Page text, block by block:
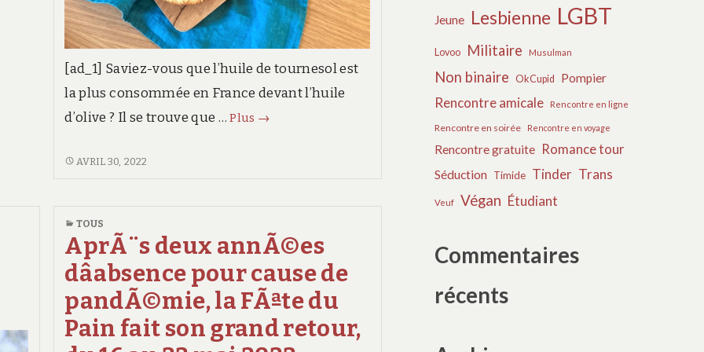
[ad_1] Saviez-vous que l’huile de tournesol est
la plus consommée en France devant l’huile
d’olive ? Il se trouve que …Plus Comment
vos
gâteaux
?
→
COMMENT
TOURNESOL
DANS
VOS
AVRIL 30, 2022
TOUS
AprÃ¨s deux annÃ©es
dâabsence pour cause de
pandÃ©mie, la FÃªte du
Pain fait son grand retour,
Jeune Lesbienne LGBT
Lovoo Militaire Musulman
Non binaire OkCupid Pompier
Rencontre amicale Rencontre en ligne
Rencontre en soirée Rencontre en voyage
Rencontre gratuite Romance tour
Séduction Timide Tinder Trans
Veuf Végan Étudiant
Commentaires
récents